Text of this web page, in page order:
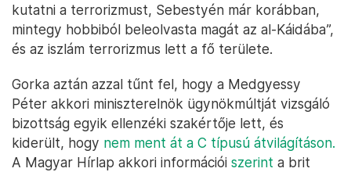
kutatni a terrorizmust, Sebestyén már korábban,
mintegy hobbiból beleolvasta magát az al-Káidába”,
és az iszlám terrorizmus lett a fő területe.
Gorka aztán azzal tűnt fel, hogy a Medgyessy
Péter akkori miniszterelnök ügynökmúltját vizsgáló
bizottság egyik ellenzéki szakértője lett, és
kiderült, hogy nem ment át a C típusú átvilágításon.
A Magyar Hírlap akkori információi szerint a brit